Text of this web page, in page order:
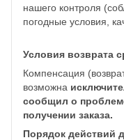
нашего контроля
погодные условия,
Условия возврата
Компенсация
возможна
сообщил о
получении заказа.
Порядок действий